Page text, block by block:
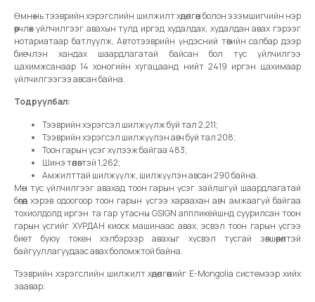
Өмнө нь тээврийн хэрэгслийн шилжилт хөдөлгөөн болон эзэмшигчийн нэр
өөрчлөх үйлчилгээг авахын тулд иргэд худалдах, худалдан авах гэрээг
нотариатаар батлуулж, Автотээврийн үндэсний төвийн салбар дээр
биечлэн хандах шаардлагатай байсан бол тус үйлчилгээ
цахимжсанаар 14 хоногийн хугацаанд нийт 2419 иргэн цахимаар
үйлчилгээгээ авсан байна.
Тодруулбал:
Тээврийн хэрэгсэл шилжүүлж буй тал 2,211;
Тээврийн хэрэгсэл шилжүүлэн авч буй тал 208;
Тоон гарын үсэг хүлээж байгаа 483;
Шинэ төлөвтэй 1,262;
Амжилттай шилжүүлж, шилжүүлэн авсан 290 байна.
Мөн тус үйлчилгээг авахад тоон гарын үсэг зайлшгүй шаардлагатай
бөгөөд хэрэв одоогоор тоон гарын үсгээ хараахан авч амжаагүй байгаа
тохиолдолд иргэн та гар утасны GSIGN аппликейшнд суурилсан тоон
гарын үсгийг ХУРДАН киоск машинаас авах, эсвэл тоон гарын үсгээ
биет буюу токен хэлбэрээр авахыг хүсвэл тусгай зөвшөөрөлтэй
байгууллагуудаас авах боломжтой байна.
Тээврийн хэрэгслийн шилжилт хөдөлгөөнийг E-Mongolia системээр хийх
заавар: